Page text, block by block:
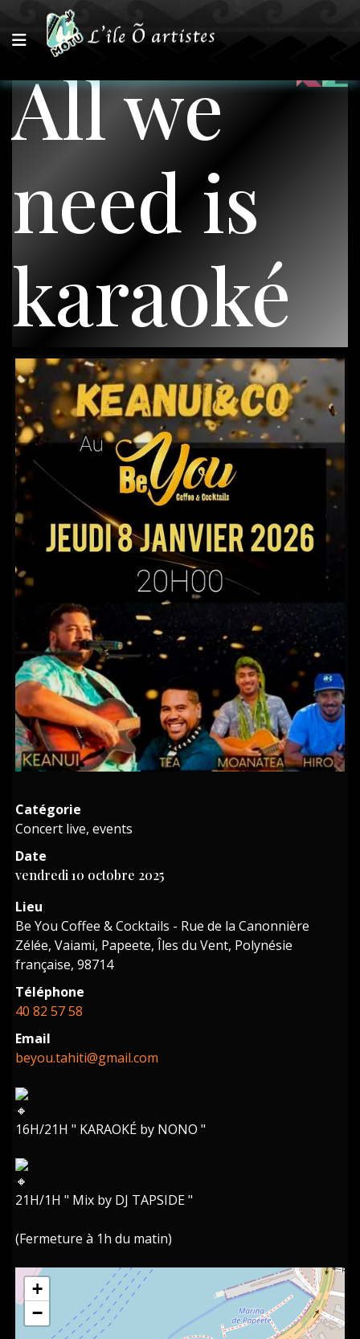
All we
need is
karaoké
Catégorie
Concert live, events
Date
vendredi 10 octobre 2025
Lieu
Be You Coffee & Cocktails - Rue de la Canonnière
Zélée, Vaiami, Papeete, Îles du Vent, Polynésie
française, 98714
Téléphone
40 82 57 58
Email
beyou.tahiti@gmail.com
16H/21H " KARAOKÉ by NONO "
21H/1H " Mix by DJ TAPSIDE "
(Fermeture à 1h du matin)
+
−